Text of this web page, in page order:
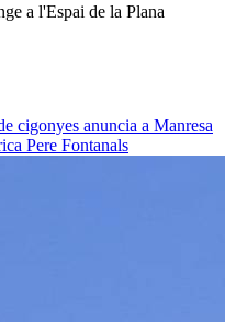
a l'Espai de la Plana
cigonyes anuncia a Manresa
Pere Fontanals